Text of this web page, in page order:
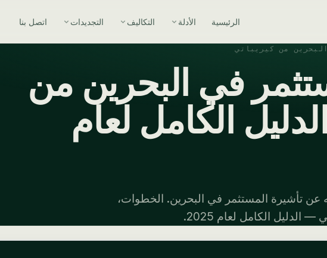
الرئيسية الأدلة التكاليف التجديدات اتصل بنا
من كيريباتي
في البحرين من
الكامل لعام
عن تأشيرة المستثمر في البحرين. الخطوات،
الكامل لعام 2025.